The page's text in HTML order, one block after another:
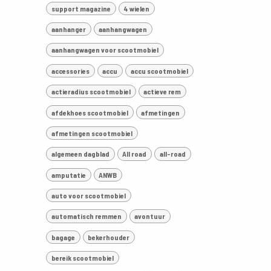
support magazine 4 wielen
aanhanger aanhangwagen
aanhangwagen voor scootmobiel
accessories accu accu scootmobiel
actieradius scootmobiel actieve rem
afdekhoes scootmobiel afmetingen
afmetingen scootmobiel
algemeen dagblad All road all-road
amputatie ANWB
auto voor scootmobiel
automatisch remmen avontuur
bagage bekerhouder
bereik scootmobiel